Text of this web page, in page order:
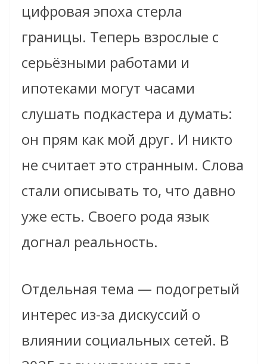
цифровая эпоха стерла
границы. Теперь взрослые с
серьёзными работами и
ипотеками могут часами
слушать подкастера и думать:
он прям как мой друг. И никто
не считает это странным. Слова
стали описывать то, что давно
уже есть. Своего рода язык
догнал реальность.
Отдельная тема — подогретый
интерес из-за дискуссий о
влиянии социальных сетей. В